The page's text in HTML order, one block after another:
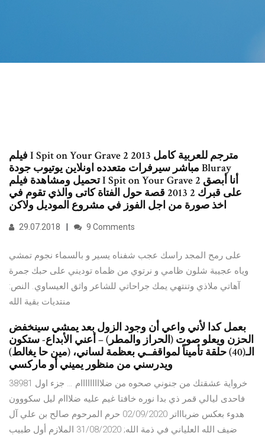
فيلم I Spit on Your Grave 2 2013 مترجم للعربية كامل
مباشر سيرفرات متعدده اونلاين يوتيوب جودة Bluray
تحميل ومشاهدة فيلم I Spit on Your Grave 2 أنا أبصق
على قبرك 2 2013 قصة حول الفتاة كاتى والذي تقوم في
اخذ صورة من اجل الفوز في مشروع الموديل ولاكن
29.07.2018 9 Comments
على رمح المجد راسك عجب شفناه يسير و بالسماء نجوم تمشي
وياه عجيبة شلون ظامي و نرتوي من ظماه توديني على حبك جمرة
آهاتي ملاذي وتنتهي يمك جراحاتي للشاعر واثق العيساوي. النص:
منتديات بقية الله
بعمل كدا لأني واعي أن وجود الزول بعد يمشي سينخفض
الحزن ويعلو صوت (الحراز والمطر) – أعني الأبداع- ستكون
الـ(40) حلقة تأميناً لمواقفــي بعظمة لساني، (مين حا يغالط)
ويدرسني من منظور يميني أو ماركسي
38981 خرواية عشقتك من جنوني صحوه من ضلااااااااام … جزء اول
فاحدى ليالي قمر ذي بدا نوره خافتا غيم عليه ضلااام ليل سكووون
هدوء بعكس ضرباااتر 02/09/2020 حرم المرحوم صالح بن علي آل
ضيف الله العلياني في ذمة الله; 31/08/2020 الملازم أول طبيب